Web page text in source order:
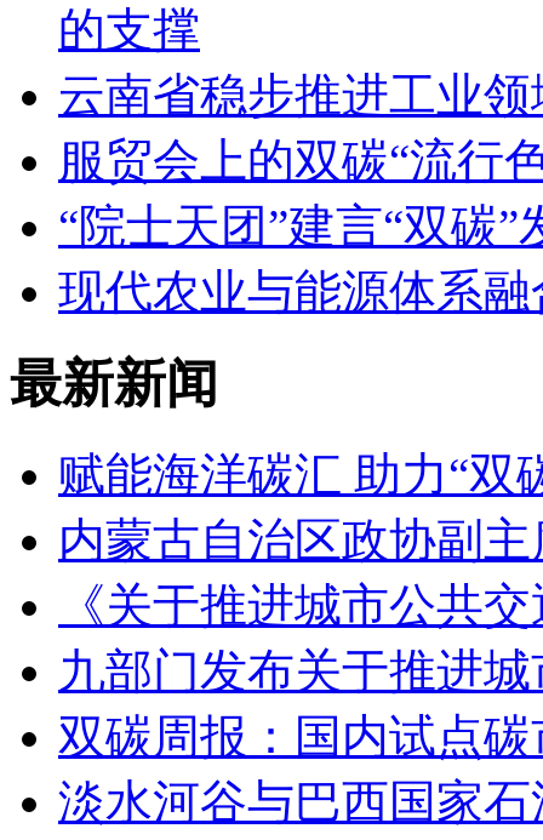
的支撑
云南省稳步推进工业
服贸会上的双碳“流行
“院士天团”建言“双碳”
现代农业与能源体系
最新新闻
赋能海洋碳汇 助力“双
内蒙古自治区政协副
《关于推进城市公共
九部门发布关于推进
双碳周报：国内试点
淡水河谷与巴西国家